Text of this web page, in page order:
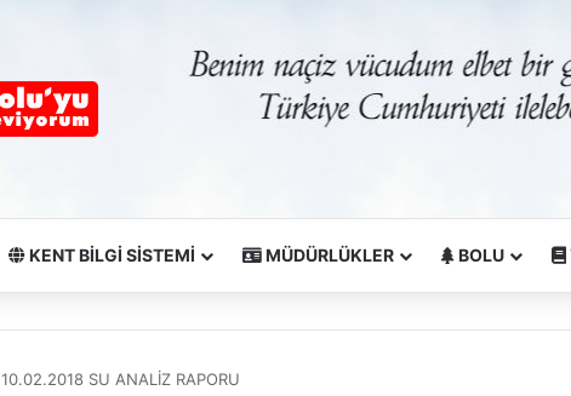
KENT BİLGİ SİSTEMİ MÜDÜRLÜKLER BOLU
10.02.2018 SU ANALİZ RAPORU